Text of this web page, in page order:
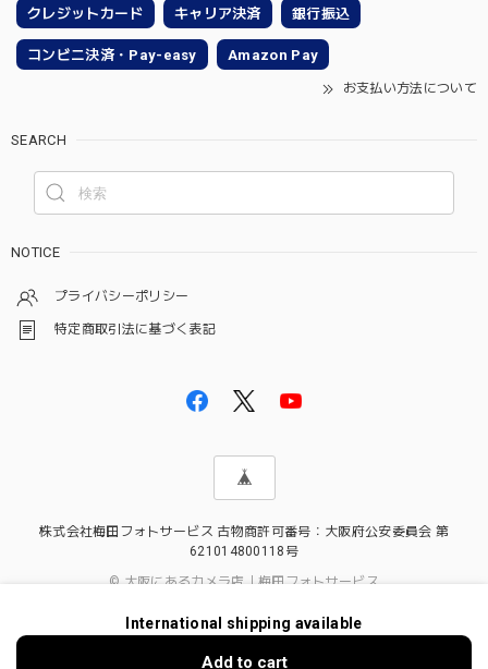
クレジットカード キャリア決済 銀行振込
コンビニ決済・Pay-easy Amazon Pay
お支払い方法について
SEARCH
NOTICE
プライバシーポリシー
特定商取引法に基づく表記
株式会社梅田フォトサービス 古物商許可番号：大阪府公安委員会 第
621014800118号
© 大阪にあるカメラ店｜梅田フォトサービス
International shipping available
Add to cart